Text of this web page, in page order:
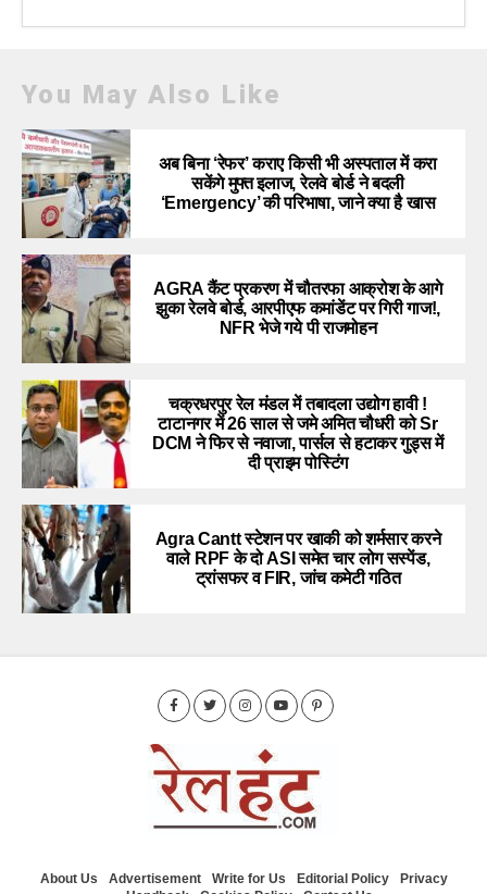
You May Also Like
अब बिना ‘रेफर’ कराए किसी भी अस्पताल में करा
सकेंगे मुफ्त इलाज, रेलवे बोर्ड ने बदली
‘Emergency’ की परिभाषा, जाने क्या है खास
AGRA कैंट प्रकरण में चौतरफा आक्रोश के आगे
झुका रेलवे बोर्ड, आरपीएफ कमांडेंट पर गिरी गाज!,
NFR भेजे गये पी राजमोहन
चक्रधरपुर रेल मंडल में तबादला उद्योग हावी !
टाटानगर में 26 साल से जमे अमित चौधरी को Sr
DCM ने फिर से नवाजा, पार्सल से हटाकर गुड्स में
दी प्राइम पोस्टिंग
Agra Cantt स्टेशन पर खाकी को शर्मसार करने
वाले RPF के दो ASI समेत चार लोग सस्पेंड,
ट्रांसफर व FIR, जांच कमेटी गठित
About Us Advertisement Write for Us Editorial Policy
Privacy